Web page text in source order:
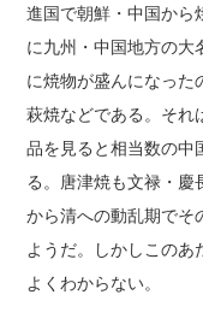
進国で朝鮮・中国から
に九州・中国地方の
に焼物が盛んになった
萩焼などである。それ
品を見ると相当数の中
る。唐津焼も文禄・慶
から清への動乱期でそ
ようだ。しかしこのあ
よくわからない。